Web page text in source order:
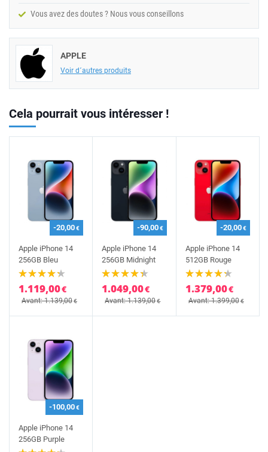
Vous avez des doutes ? Nous vous conseillons
APPLE
Voir d´autres produits
Cela pourrait vous intéresser !
-20,00€
Apple iPhone 14
256GB Bleu
1.119,00€
Avant: 1.139,00€
-90,00€
Apple iPhone 14
256GB Midnight
1.049,00€
Avant: 1.139,00€
-20,00€
Apple iPhone 14
512GB Rouge
1.379,00€
Avant: 1.399,00€
-100,00€
Apple iPhone 14
256GB Purple